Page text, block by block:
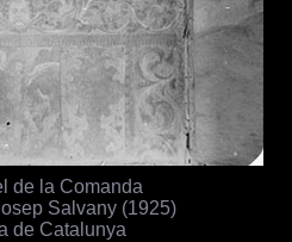
de la Comanda
Salvany (1925)
de Catalunya